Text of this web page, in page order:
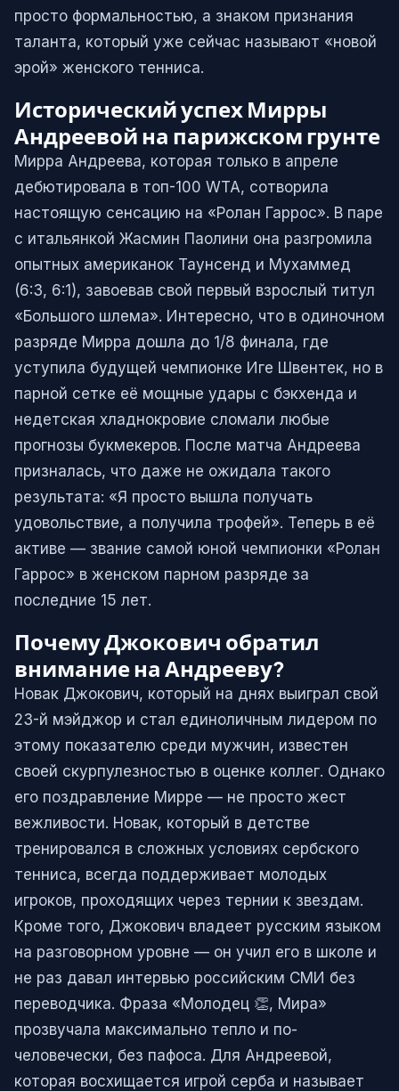
просто формальностью, а знаком признания
таланта, который уже сейчас называют «новой
эрой» женского тенниса.
Исторический успех Мирры
Андреевой на парижском грунте
Мирра Андреева, которая только в апреле
дебютировала в топ-100 WTA, сотворила
настоящую сенсацию на «Ролан Гаррос». В паре
с итальянкой Жасмин Паолини она разгромила
опытных американок Таунсенд и Мухаммед
(6:3, 6:1), завоевав свой первый взрослый титул
«Большого шлема». Интересно, что в одиночном
разряде Мирра дошла до 1/8 финала, где
уступила будущей чемпионке Иге Швентек, но в
парной сетке её мощные удары с бэкхенда и
недетская хладнокровие сломали любые
прогнозы букмекеров. После матча Андреева
призналась, что даже не ожидала такого
результата: «Я просто вышла получать
удовольствие, а получила трофей». Теперь в её
активе — звание самой юной чемпионки «Ролан
Гаррос» в женском парном разряде за
последние 15 лет.
Почему Джокович обратил
внимание на Андрееву?
Новак Джокович, который на днях выиграл свой
23-й мэйджор и стал единоличным лидером по
этому показателю среди мужчин, известен
своей скурпулезностью в оценке коллег. Однако
его поздравление Мирре — не просто жест
вежливости. Новак, который в детстве
тренировался в сложных условиях сербского
тенниса, всегда поддерживает молодых
игроков, проходящих через тернии к звездам.
Кроме того, Джокович владеет русским языком
на разговорном уровне — он учил его в школе и
не раз давал интервью российским СМИ без
переводчика. Фраза «Молодец 👏, Мира»
прозвучала максимально тепло и по-
человечески, без пафоса. Для Андреевой,
которая восхищается игрой серба и называет